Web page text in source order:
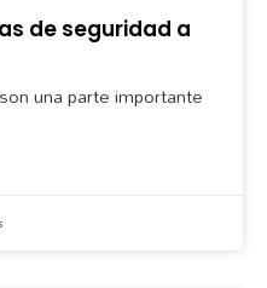
de seguridad a
una parte importante